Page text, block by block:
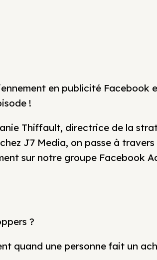
en publicité Facebook
!
Thiffault, directrice de la
J7 Media, on passe à travers
sur notre groupe Facebook
?
quand une personne fait un